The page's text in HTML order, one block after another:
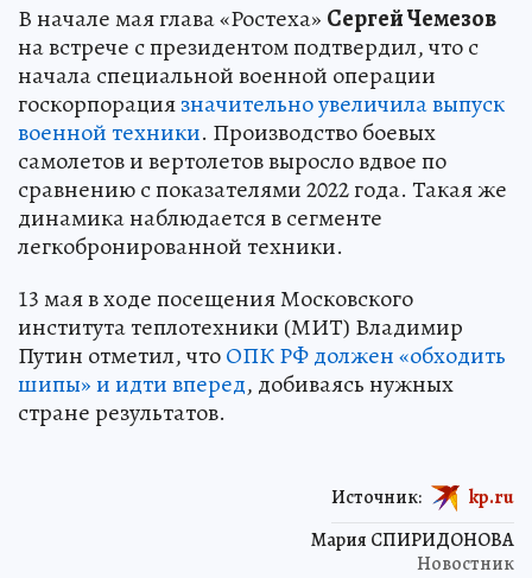
В начале мая глава «Ростеха» Сергей Чемезов
на встрече с президентом подтвердил, что с
начала специальной военной операции
госкорпорациязначительно увеличила выпуск
военной техники. Производство боевых
самолетов и вертолетов выросло вдвое по
сравнению с показателями 2022 года. Такая же
динамика наблюдается в сегменте
легкобронированной техники.
13 мая в ходе посещения Московского
института теплотехники (МИТ) Владимир
Путин отметил, чтоОПК РФ должен «обходить
шипы» и идти вперед, добиваясь нужных
стране результатов.
Мария СПИРИДОНОВА
Новостник
Источник: kp.ru